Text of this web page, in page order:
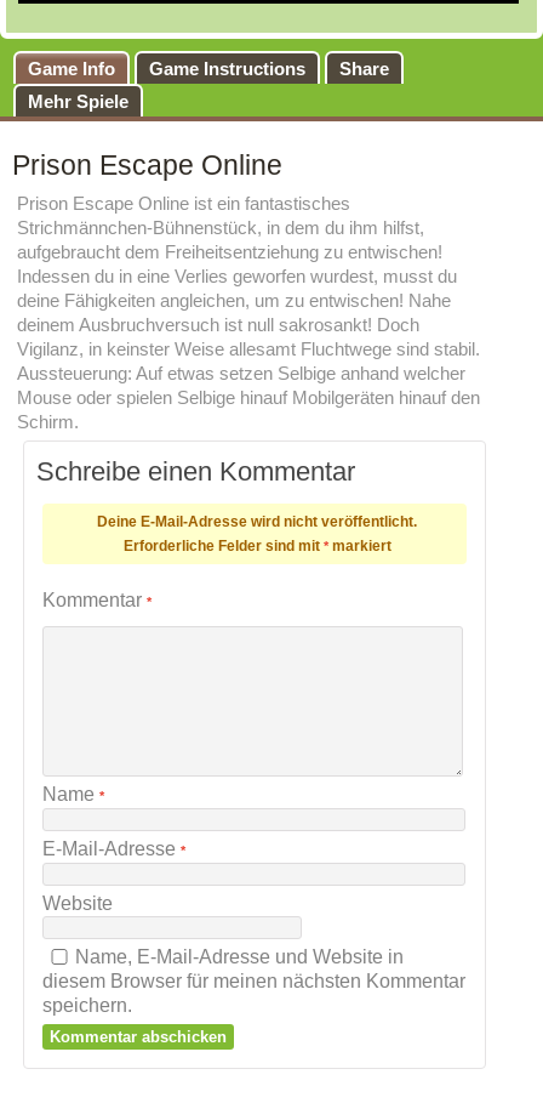
Game Info Game Instructions
Share
Mehr Spiele
Prison Escape Online
Prison Escape Online ist ein fantastisches
Strichmännchen-Bühnenstück, in dem du ihm hilfst,
aufgebraucht dem Freiheitsentziehung zu entwischen!
Indessen du in eine Verlies geworfen wurdest, musst du
deine Fähigkeiten angleichen, um zu entwischen! Nahe
deinem Ausbruchversuch ist null sakrosankt! Doch
Vigilanz, in keinster Weise allesamt Fluchtwege sind stabil.
Aussteuerung: Auf etwas setzen Selbige anhand welcher
Mouse oder spielen Selbige hinauf Mobilgeräten hinauf den
Schirm.
Schreibe einen Kommentar
Deine E-Mail-Adresse wird nicht veröffentlicht.
Erforderliche Felder sind mit *markiert
Kommentar *
Name *
E-Mail-Adresse *
Website
Name, E-Mail-Adresse und Website in
diesem Browser für meinen nächsten Kommentar
speichern.